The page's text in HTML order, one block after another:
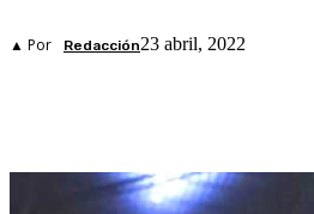
▲ Por Redacción23 abril, 2022